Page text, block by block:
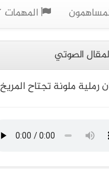
المهمات
الصوتي
رملية ملونة تجتاح المريخ